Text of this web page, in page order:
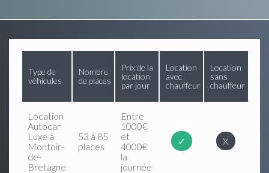
Type de
véhicules
Nombre
de places
Prix de la
location
par jour
Location
avec
chauffeur
Location
sans
chauffeur
Location
Autocar
Luxe à
Montoir-
de-
Bretagne
53 à 85
places
Entre
1000€
et
4000€
la
journée
✓ X